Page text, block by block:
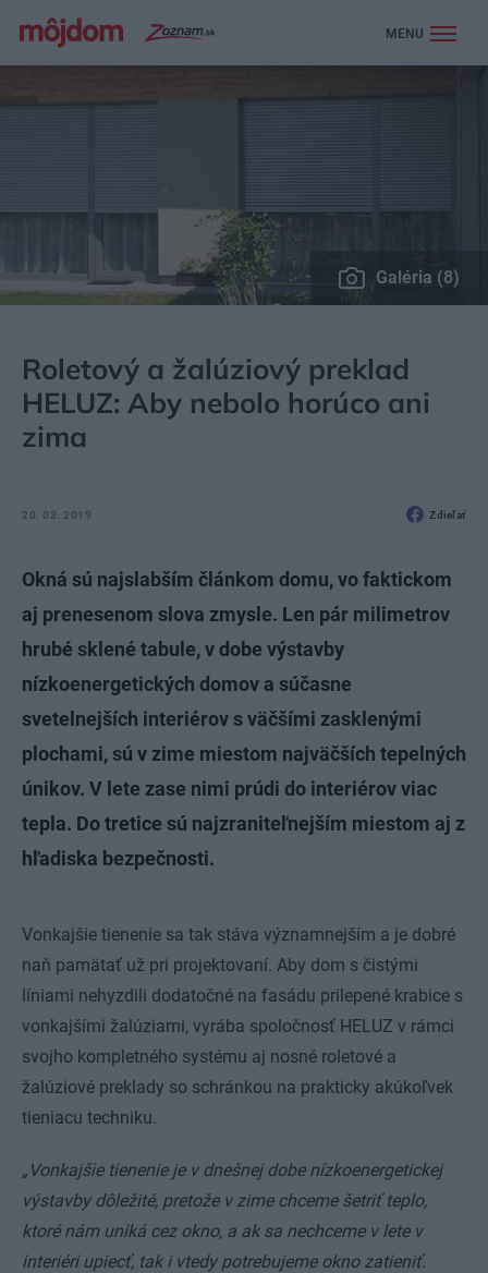
MENU
Galéria (8)
Roletový a žalúziový preklad
HELUZ: Aby nebolo horúco ani
zima
20. 03. 2019 Zdieľať
Okná sú najslabším článkom domu, vo faktickom
aj prenesenom slova zmysle. Len pár milimetrov
hrubé sklené tabule, v dobe výstavby
nízkoenergetických domov a súčasne
svetelnejších interiérov s väčšími zasklenými
plochami, sú v zime miestom najväčších tepelných
únikov. V lete zase nimi prúdi do interiérov viac
tepla. Do tretice sú najzraniteľnejším miestom aj z
hľadiska bezpečnosti.
Vonkajšie tienenie sa tak stáva významnejším a je dobré
naň pamätať už pri projektovaní. Aby dom s čistými
líniami nehyzdili dodatočné na fasádu prilepené krabice s
vonkajšími žalúziami, vyrába spoločnosť HELUZ v rámci
svojho kompletného systému aj nosné roletové a
žalúziové preklady so schránkou na prakticky akúkoľvek
tieniacu techniku.
„Vonkajšie tienenie je v dnešnej dobe nízkoenergetickej
výstavby dôležité, pretože v zime chceme šetriť teplo,
ktoré nám uniká cez okno, a ak sa nechceme v lete v
interiéri upiecť, tak i vtedy potrebujeme okno zatieniť.